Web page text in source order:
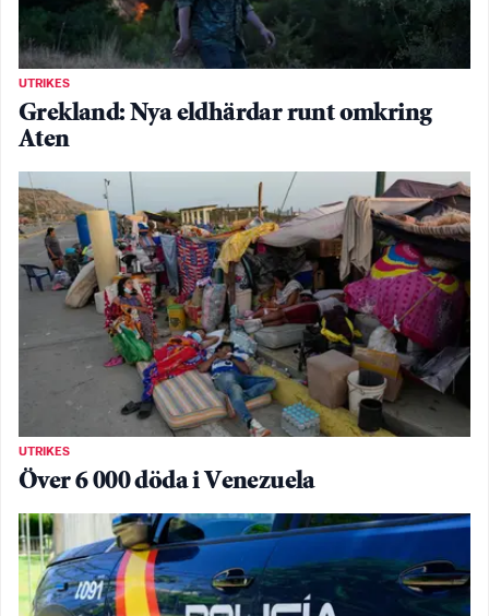
UTRIKES
Grekland: Nya eldhärdar runt omkring
Aten
UTRIKES
Över 6 000 döda i Venezuela